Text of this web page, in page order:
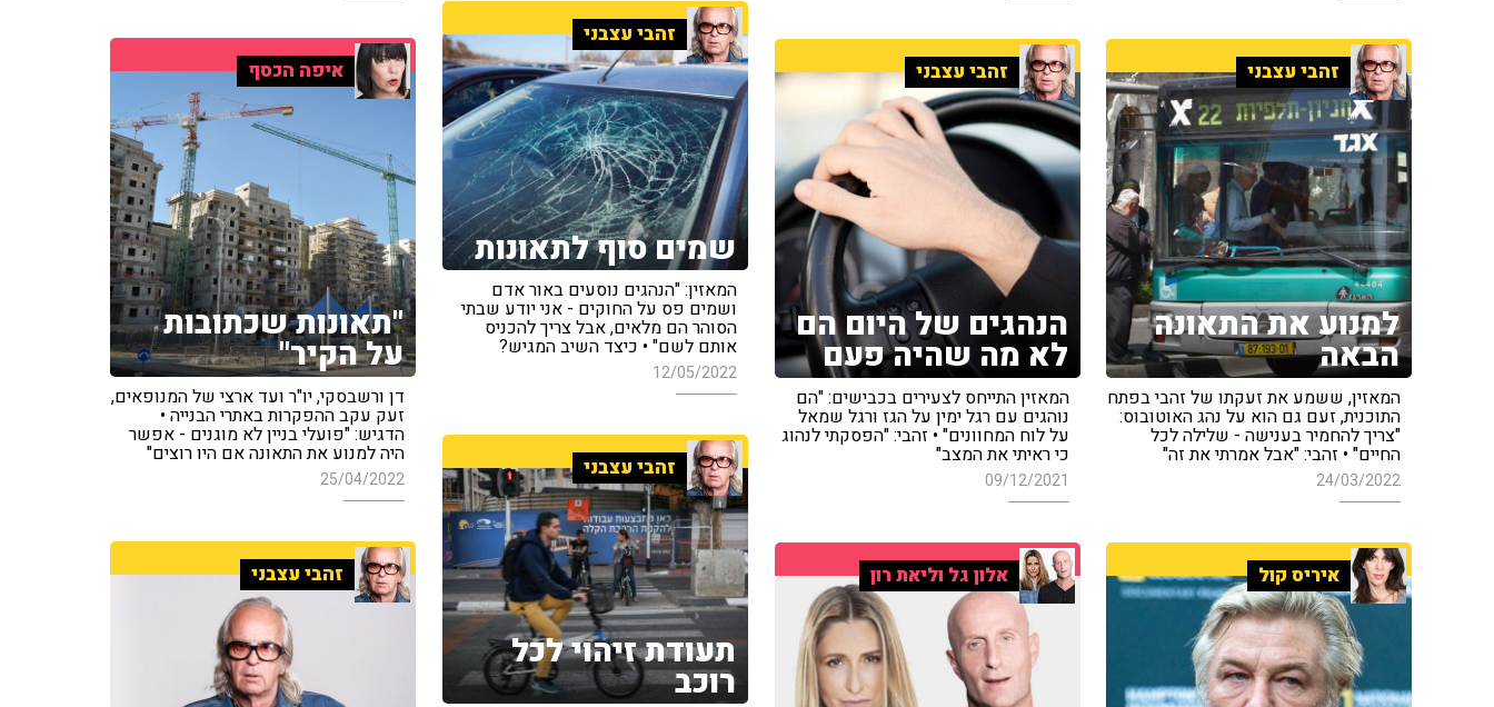
זהבי עצבני
שמים סוף לתאונות
המאזין: "הנהגים נוסעים באור אדם
ושמים פס על החוקים - אני יודע שבתי
הסוהר הם מלאים, אבל צריך להכניס
אותם לשם" • כיצד השיב המגיש?
12/05/2022
איפה הכסף
"תאונות שכתובות
על הקיר"
דן ורשבסקי, יו"ר ועד ארצי של המנופאים,
זעק עקב ההפקרות באתרי הבנייה •
הדגיש: "פועלי בניין לא מוגנים - אפשר
היה למנוע את התאונה אם היו רוצים"
25/04/2022
זהבי עצבני
למנוע את התאונה
הבאה
המאזין, ששמע את זעקתו של זהבי בפתח
התוכנית, זעם גם הוא על נהג האוטובוס:
"צריך להחמיר בענישה - שלילה לכל
החיים" • זהבי: "אבל אמרתי את זה"
24/03/2022
זהבי עצבני
הנהגים של היום הם
לא מה שהיה פעם
המאזין התייחס לצעירים בכבישים: "הם
נוהגים עם רגל ימין על הגז ורגל שמאל
על לוח המחוונים" • זהבי: "הפסקתי לנהוג
כי ראיתי את המצב"
09/12/2021 זהבי עצבני
תעודת זיהוי לכל
רוכב
זהבי עצבני איריס קול אלון גל וליאת רון